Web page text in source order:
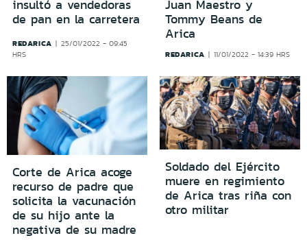
insultó a vendedoras
de pan en la carretera
REDARICA
25/01/2022 - 09:45
HRS
Juan Maestro y
Tommy Beans de
Arica
REDARICA 11/01/2022 - 14:39 HRS
Corte de Arica acoge
recurso de padre que
solicita la vacunación
de su hijo ante la
negativa de su madre
Soldado del Ejército
muere en regimiento
de Arica tras riña con
otro militar